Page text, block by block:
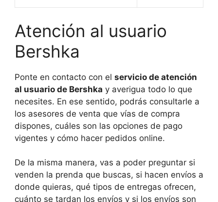
Atención al usuario
Bershka
Ponte en contacto con el servicio de atención
al usuario de Bershka y averigua todo lo que
necesites. En ese sentido, podrás consultarle a
los asesores de venta que vías de compra
dispones, cuáles son las opciones de pago
vigentes y cómo hacer pedidos online.
De la misma manera, vas a poder preguntar si
venden la prenda que buscas, si hacen envíos a
donde quieras, qué tipos de entregas ofrecen,
cuánto se tardan los envíos y si los envíos son